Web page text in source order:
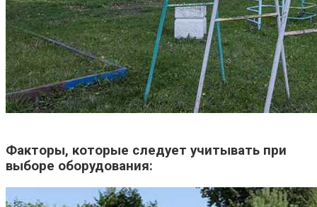
Факторы, которые следует учитывать при
выборе оборудования: